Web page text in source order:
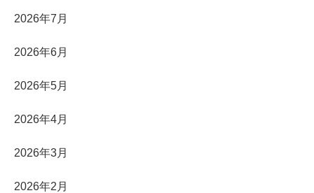
2026年7月
2026年6月
2026年5月
2026年4月
2026年3月
2026年2月